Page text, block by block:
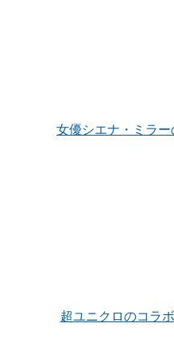
女優シエナ・ミラー
超ユニクロのコラ